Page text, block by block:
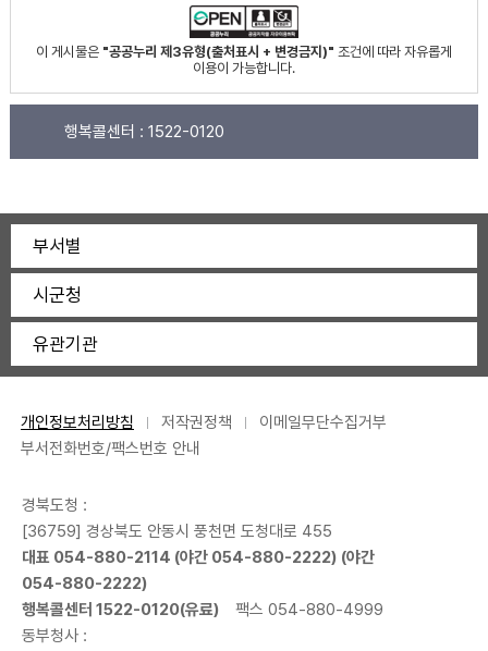
이 게시물은 "공공누리 제3유형(출처표시 + 변경금지)" 조건에 따라 자유롭게
이용이 가능합니다.
행복콜센터 : 1522-0120
부서별
시군청
유관기관
개인정보처리방침 저작권정책
이메일무단수집거부
부서전화번호/팩스번호 안내
경북도청 :
[36759] 경상북도 안동시 풍천면 도청대로 455
대표 054-880-2114 (야간 054-880-2222) (야간
054-880-2222)
행복콜센터 1522-0120(유료)
팩스 054-880-4999
동부청사 :